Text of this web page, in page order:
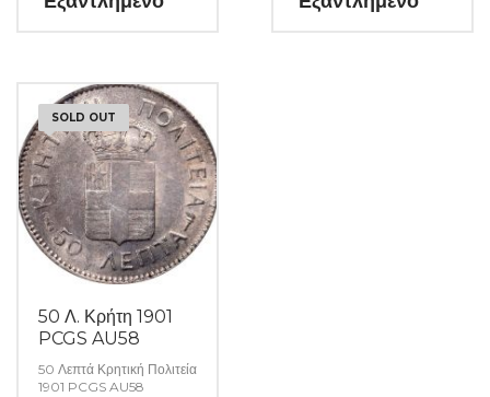
SOLD OUT
50 Λ. Κρήτη 1901
PCGS AU58
50 Λεπτά Κρητική Πολιτεία
1901 PCGS AU58